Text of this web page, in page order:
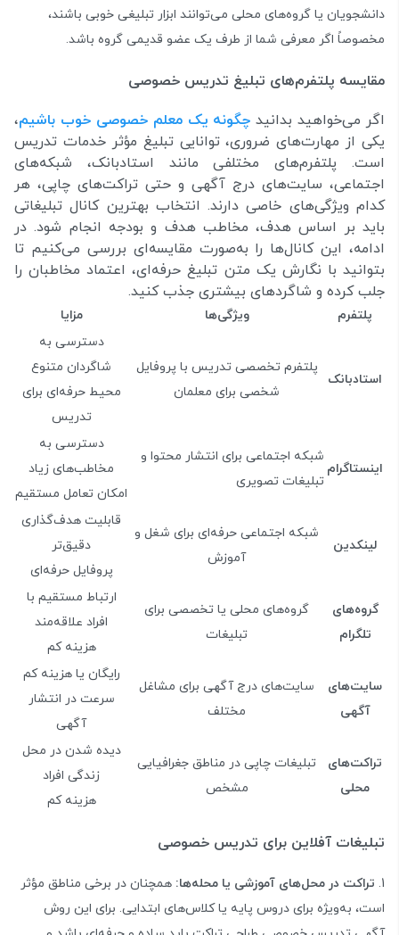
دانشجویان یا گروه‌های محلی می‌توانند ابزار تبلیغی خوبی باشند،
مخصوصاً اگر معرفی شما از طرف یک عضو قدیمی گروه باشد.
مقایسه پلتفرم‌های تبلیغ تدریس خصوصی
اگر می‌خواهید بدانیدچگونه یک معلم خصوصی خوب باشیم،
یکی از مهارت‌های ضروری، توانایی تبلیغ مؤثر خدمات تدریس
است. پلتفرم‌های مختلفی مانند استادبانک، شبکه‌های
اجتماعی، سایت‌های درج آگهی و حتی تراکت‌های چاپی، هر
کدام ویژگی‌های خاصی دارند. انتخاب بهترین کانال تبلیغاتی
باید بر اساس هدف، مخاطب هدف و بودجه انجام شود. در
ادامه، این کانال‌ها را به‌صورت مقایسه‌ای بررسی می‌کنیم تا
بتوانید با نگارش یک متن تبلیغ حرفه‌ای، اعتماد مخاطبان را
جلب کرده و شاگردهای بیشتری جذب کنید.
پلتفرم ویژگی‌ها مزایا
استادبانک
پلتفرم تخصصی تدریس با پروفایل
شخصی برای معلمان
دسترسی به
شاگردان متنوع
محیط حرفه‌ای برای
تدریس
اینستاگرام
شبکه اجتماعی برای انتشار محتوا و
تبلیغات تصویری
دسترسی به
مخاطب‌های زیاد
امکان تعامل مستقیم
لینکدین
شبکه اجتماعی حرفه‌ای برای شغل و
آموزش
قابلیت هدف‌گذاری
دقیق‌تر
پروفایل حرفه‌ای
گروه‌های
تلگرام
گروه‌های محلی یا تخصصی برای
تبلیغات
ارتباط مستقیم با
افراد علاقه‌مند
هزینه کم
سایت‌های
آگهی
سایت‌های درج آگهی برای مشاغل
مختلف
رایگان یا هزینه کم
سرعت در انتشار
آگهی
تراکت‌های
محلی
تبلیغات چاپی در مناطق جغرافیایی
مشخص
دیده شدن در محل
زندگی افراد
هزینه کم
تبلیغات آفلاین برای تدریس خصوصی
تراکت در محل‌های آموزشی یا محله‌ها: همچنان در برخی مناطق مؤثر
است، به‌ویژه برای دروس پایه یا کلاس‌های ابتدایی. برای این روش